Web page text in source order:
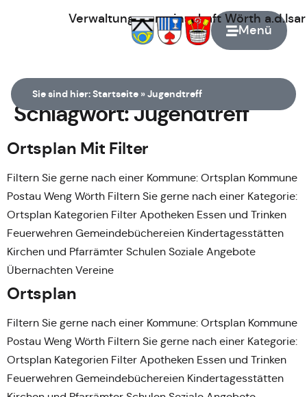
Menü
Verwaltungsgemeinschaft Wörth
Sie sind hier:Startseite »Jugendtreff
Schlagwort:Jugendtreff
Ortsplan Mit Filter
Filtern Sie gerne nach einer Kommune: Ortsplan Kommune
Postau Weng Wörth Filtern Sie gerne nach einer Kategorie:
Ortsplan Kategorien Filter Apotheken Essen und Trinken
Feuerwehren Gemeindebüchereien Kindertagesstätten
Kirchen und Pfarrämter Schulen Soziale Angebote
Übernachten Vereine
Ortsplan
Filtern Sie gerne nach einer Kommune: Ortsplan Kommune
Postau Weng Wörth Filtern Sie gerne nach einer Kategorie:
Ortsplan Kategorien Filter Apotheken Essen und Trinken
Feuerwehren Gemeindebüchereien Kindertagesstätten